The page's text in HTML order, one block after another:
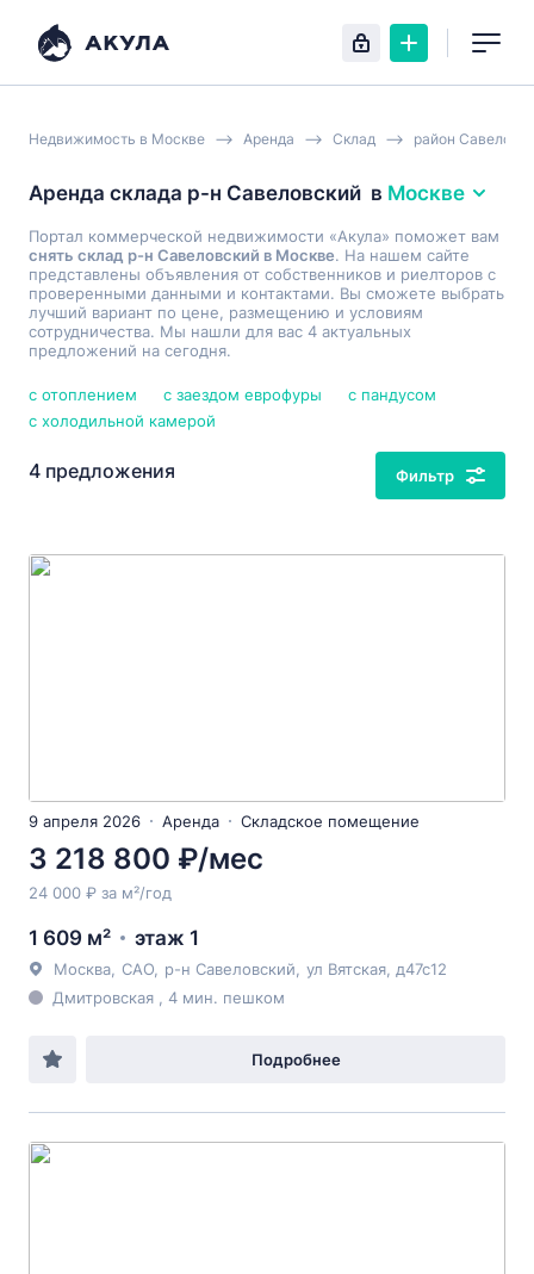
Недвижимость в Москве Аренда Склад район
Аренда склада р-н Савеловский в Москве
Портал коммерческой недвижимости «Акула» поможет вам
снять склад р-н Савеловский в Москве. На нашем сайте
представлены объявления от собственников и риелторов с
проверенными данными и контактами. Вы сможете выбрать
лучший вариант по цене, размещению и условиям
сотрудничества. Мы нашли для вас 4 актуальных
предложений на сегодня.
с отоплением с заездом еврофуры
с пандусом
с холодильной камерой
4 предложения Фильтр
9 апреля 2026 Аренда Складское помещение
3 218 800 ₽/мес
24 000 ₽ за м²/год
1 609 м² этаж 1
Москва САО р-н Савеловский ул Вятская , д47с12
Дмитровская , 4 мин. пешком
Подробнее